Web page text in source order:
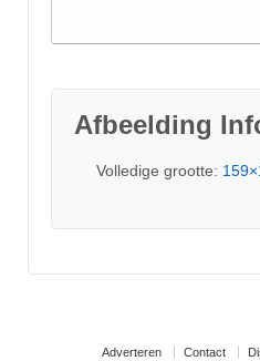
Afbeelding
Volledige grootte:
Adverteren Contact